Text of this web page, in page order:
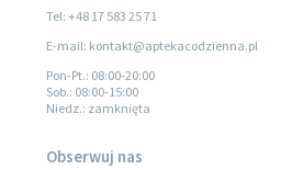
Tel: +48 17 583 25 71
E-mail: kontakt@aptekacodzienna.pl
Pon-Pt.: 08:00-20:00
Sob.: 08:00-15:00
Niedz.: zamknięta
Obserwuj nas